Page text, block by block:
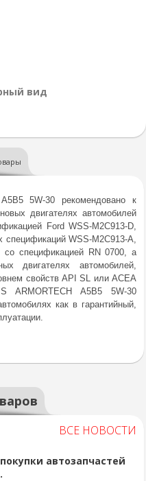
вид
5W-30 рекомендовано к
двигателях автомобилей
Ford WSS-M2C913-D,
спецификаций WSS-M2C913-А,
со спецификацией RN 0700, а
двигателях автомобилей,
свойств API SL или ACEA
ARMORTECH A5B5 5W-30
как в гарантийный,
ВСЕ НОВОСТИ
автозапчастей